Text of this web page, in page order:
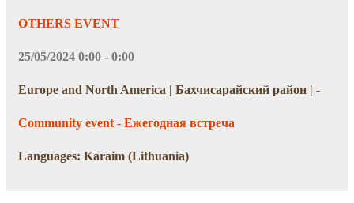
OTHERS EVENT
25/05/2024 0:00 - 0:00
Europe and North America | Бахчисарайский район | -
Community event - Ежегодная встреча
Languages: Karaim (Lithuania)